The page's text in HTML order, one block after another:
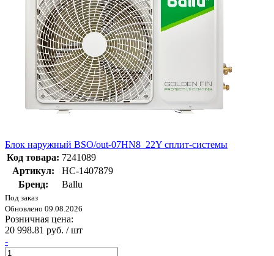
Блок наружный BSO/out-07HN8_22Y сплит-системы
Код товара: 7241089
Артикул:
НС-1407879
Бренд:
Ballu
Под заказ
Обновлено 09.08.2026
Розничная цена:
20 998.81 руб. / шт
-